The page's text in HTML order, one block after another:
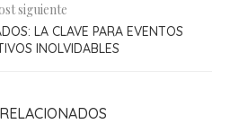
siguiente
LA CLAVE PARA EVENTOS
INOLVIDABLES